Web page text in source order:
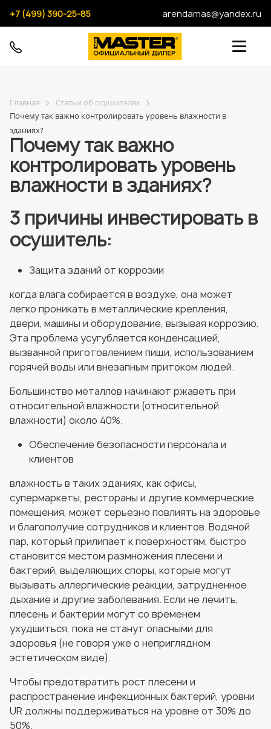
+7 (499) 390-25-85 arendamas@yandex.ru
Главная
Статьи об осушителях
Почему так важно контролировать уровень влажности в
зданиях?
Почему так важно
контролировать уровень
влажности в зданиях?
3 причины инвестировать в
осушитель:
Защита зданий от коррозии
когда влага собирается в воздухе, она может
легко проникать в металлические крепления,
двери, машины и оборудование, вызывая коррозию.
Эта проблема усугубляется конденсацией,
вызванной приготовлением пищи, использованием
горячей воды или внезапным притоком людей.
Большинство металлов начинают ржаветь при
относительной влажности (относительной
влажности) около 40%.
Обеспечение безопасности персонала и
клиентов
влажность в таких зданиях, как офисы,
супермаркеты, рестораны и другие коммерческие
помещения, может серьезно повлиять на здоровье
и благополучие сотрудников и клиентов. Водяной
пар, который прилипает к поверхностям, быстро
становится местом размножения плесени и
бактерий, выделяющих споры, которые могут
вызывать аллергические реакции, затрудненное
дыхание и другие заболевания. Если не лечить,
плесень и бактерии могут со временем
ухудшиться, пока не станут опасными для
здоровья (не говоря уже о неприглядном
эстетическом виде).
Чтобы предотвратить рост плесени и
распространение инфекционных бактерий, уровни
UR должны поддерживаться на уровне от 30% до
50%.